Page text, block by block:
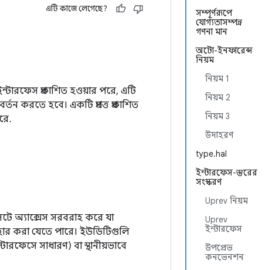
সম্পূর্ণরূপে
যোগ্যতাসম্পন্ন
গণনা মান
অটো-ইনফারেন্স
নিয়ম
নিয়ম 1
নিয়ম 2
নিয়ম 3
উদাহরণ
type.hal
ইন্টারফেস-স্তরের
সংস্করণ
Uprev নিয়ম
Uprev
ইন্টারফেস
উপপ্রেভ
কনভেনশন
এটি কাজে লেগেছে?
প্রকাশিত হওয়ার পরে, এটি
হবে। একটি প্রদত্ত প্রকাশিত
অ্যাক্সেস সরবরাহ করে যা
করা যেতে পারে। ইউডিটিগুলি
সাধারণ) বা স্থানীয়ভাবে